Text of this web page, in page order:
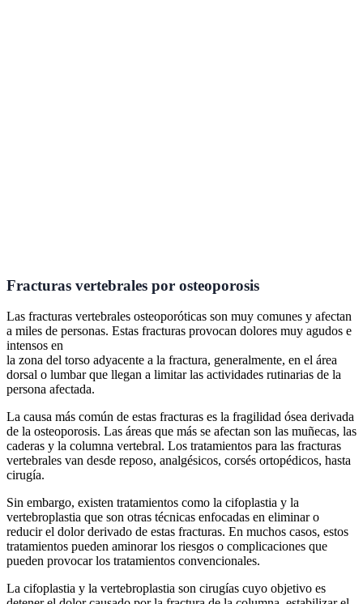
Fracturas vertebrales por osteoporosis
Las fracturas vertebrales osteoporóticas son muy comunes y afectan
a miles de personas. Estas fracturas provocan dolores muy agudos e
intensos en
la zona del torso adyacente a la fractura, generalmente, en el área
dorsal o lumbar que llegan a limitar las actividades rutinarias de la
persona afectada.
La causa más común de estas fracturas es la fragilidad ósea derivada
de la osteoporosis. Las áreas que más se afectan son las muñecas, las
caderas y la columna vertebral. Los tratamientos para las fracturas
vertebrales van desde reposo, analgésicos, corsés ortopédicos, hasta
cirugía.
Sin embargo, existen tratamientos como la cifoplastia y la
vertebroplastia que son otras técnicas enfocadas en eliminar o
reducir el dolor derivado de estas fracturas. En muchos casos, estos
tratamientos pueden aminorar los riesgos o complicaciones que
pueden provocar los tratamientos convencionales.
La cifoplastia y la vertebroplastia son cirugías cuyo objetivo es